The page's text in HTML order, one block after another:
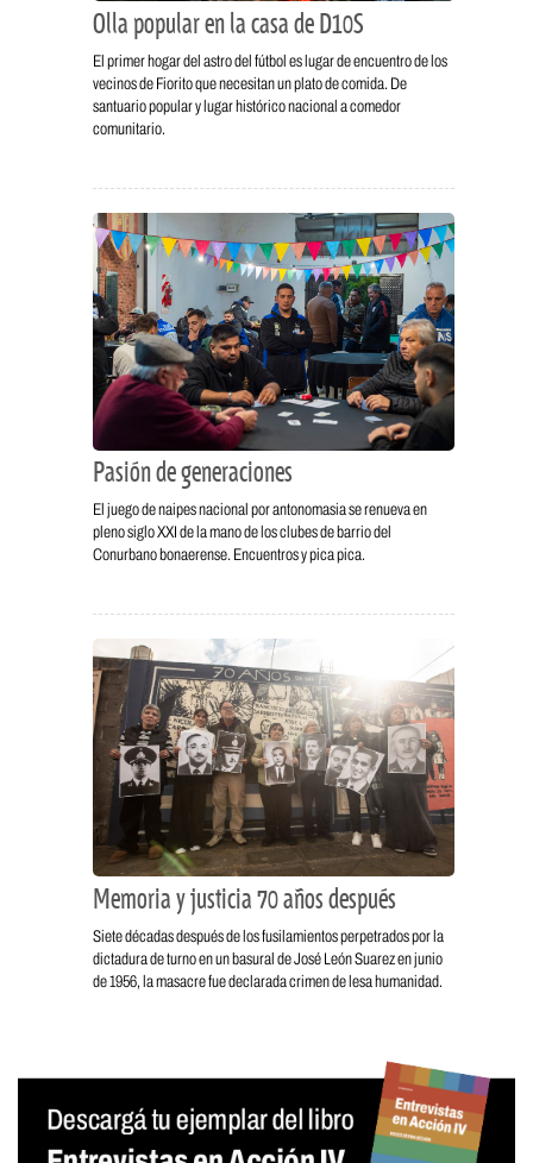
Olla popular en la casa de D10S
El primer hogar del astro del fútbol es lugar de encuentro de los
vecinos de Fiorito que necesitan un plato de comida. De
santuario popular y lugar histórico nacional a comedor
comunitario.
Pasión de generaciones
El juego de naipes nacional por antonomasia se renueva en
pleno siglo XXI de la mano de los clubes de barrio del
Conurbano bonaerense. Encuentros y pica pica.
Memoria y justicia 70 años después
Siete décadas después de los fusilamientos perpetrados por la
dictadura de turno en un basural de José León Suarez en junio
de 1956, la masacre fue declarada crimen de lesa humanidad.